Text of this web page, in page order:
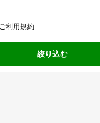
絞り込む
利用規約